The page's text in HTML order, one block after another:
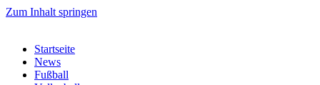
Zum Inhalt springen
Startseite
News
Fußball